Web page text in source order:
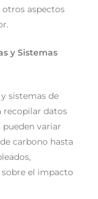
aspectos
y Sistemas
sistemas de
recopilar datos
pueden variar
carbono hasta
el impacto